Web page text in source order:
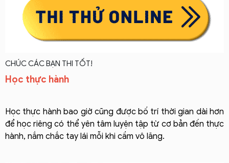
CHÚC CÁC BẠN THI TỐT!
Học thực hành
Học thực hành bao giờ cũng được bố trí thời gian dài hơn
để học riêng có thể yên tâm luyện tập từ cơ bản đến thực
hành, nắm chắc tay lái mỗi khi cầm vô lăng.